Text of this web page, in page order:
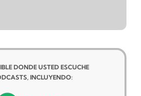
DONDE USTED ESCUCHE
INCLUYENDO: